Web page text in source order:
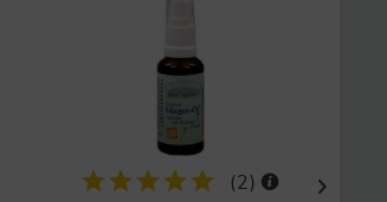
(2 )